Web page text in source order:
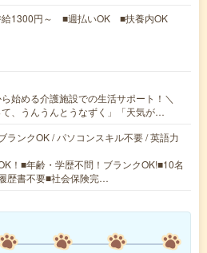
給1300円～ ■週払いOK ■扶養内OK
始める介護施設での生活サポート！＼
て、うんうんとうなずく」「天気が…
ランクOK / パソコンスキル不要 / 英語力
！■年齢・学歴不問！ブランクOK!■10名
歴書不要■社会保険完…